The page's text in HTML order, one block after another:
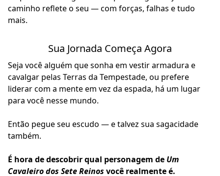
caminho reflete o seu — com forças, falhas e tudo
mais.
Sua Jornada Começa Agora
Seja você alguém que sonha em vestir armadura e
cavalgar pelas Terras da Tempestade, ou prefere
liderar com a mente em vez da espada, há um lugar
para você nesse mundo.
Então pegue seu escudo — e talvez sua sagacidade
também.
É hora de descobrir qual personagem de Um
Cavaleiro dos Sete Reinos você realmente é.